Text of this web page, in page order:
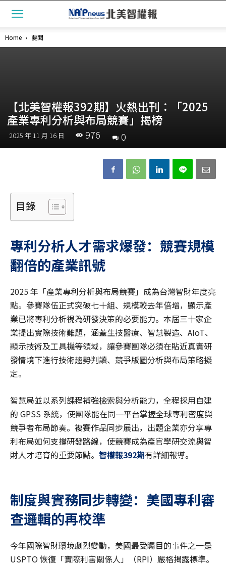
Home 要聞
【北美智權報392期】火熱出刊：「2025
產業專利分析與布局競賽」揭榜
2025 年 11 月 16 日 976 0
目錄
專利分析人才需求爆發：競賽規模
翻倍的產業訊號
2025 年「產業專利分析與布局競賽」成為台灣智財年度亮
點。參賽隊伍正式突破七十組、規模較去年倍增，顯示產
業已將專利分析視為研發決策的必要能力。本屆三十家企
業提出實際技術難題，涵蓋生技醫療、智慧製造、AIoT、
顯示技術及工具機等領域，讓參賽團隊必須在貼近真實研
發情境下進行技術趨勢判讀、競爭版圖分析與布局策略擬
定。
智慧局並以系列課程補強檢索與分析能力，全程採用自建
的 GPSS 系統，使團隊能在同一平台掌握全球專利密度與
競爭者布局節奏。複賽作品同步展出，出題企業亦分享專
利布局如何支撐研發路線，使競賽成為產官學研交流與智
財人才培育的重要節點。 智權報392期有詳細報導。
制度與實務同步轉變：美國專利審
查邏輯的再校準
今年國際智財環境劇烈變動，美國最受矚目的事件之一是
USPTO 恢復「實際利害關係人」（RPI）嚴格揭露標準。